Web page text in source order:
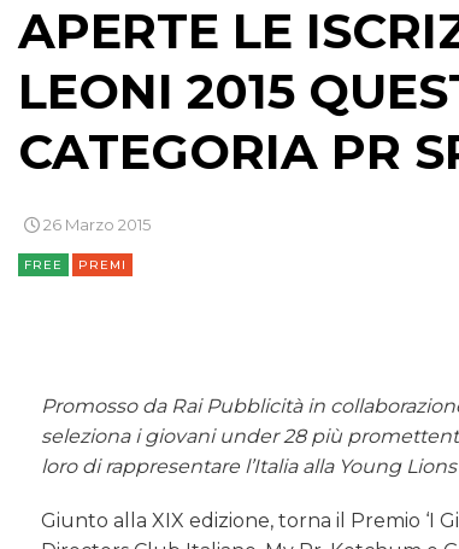
APERTE LE
LEONI 2015
CATEGORIA PR
26 Marzo 2015
FREE PREMI
Promosso da Rai Pubblicità in
seleziona i giovani under 28 più
loro di rappresentare l’Italia alla Young
Giunto alla XIX edizione, torna il Premio ‘I